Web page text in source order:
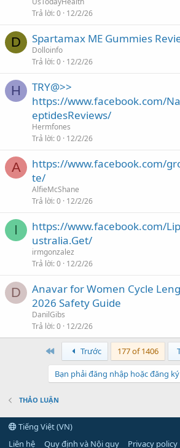
Trả lời 0 12/2/26
D Spartamax ME Gummies
Dolloinfo
Trả lời 0 12/2/26
H
TRY@>>
https://www.facebook.com/
eptidesReviews/
Hermfones
Trả lời 0 12/2/26
A
https://www.facebook.com/
te/
AlfieMcShane
Trả lời 0 12/2/26
I
https://www.facebook.com/
ustralia.Get/
irmgonzalez
Trả lời 0 12/2/26
D
Anavar for Women Cycle
2026 Safety Guide
DanilGibs
Trả lời 0 12/2/26
Trước 177 of 1406
Bạn phải đăng nhập hoặc đăng
THẢO LUẬN
Tiếng Việt (VN)
Liên hệ
Quy định và Nội quy Privacy policy